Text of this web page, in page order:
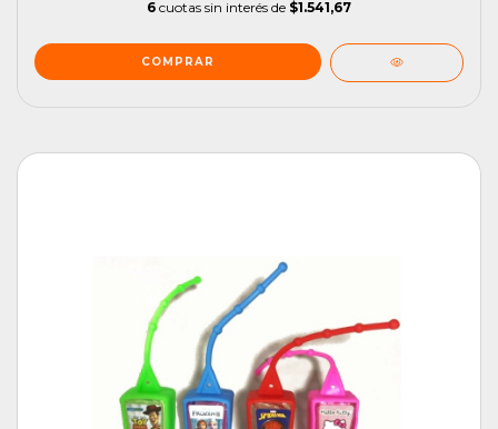
6 cuotas sin interés de $1.541,67